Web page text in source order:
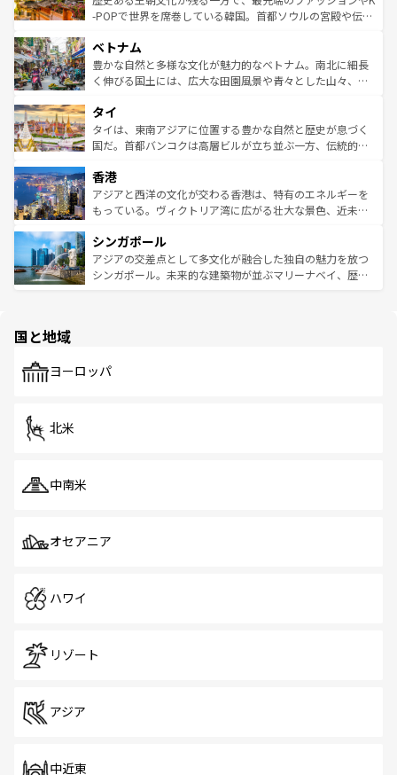
い。オーストラリアの多彩な魅力を存分に味わいつくそ
参照してほしい。
驚きをもたらしてくれる。また、奥深い台湾の食文化も魅
容にもいいと評判のスイーツなど、バラエティ豊かな料理
が味わえる。 なお、新着の台湾情報は コンテンツ一覧を参
照してほしい。
-POPで世界を席巻している韓国。首都ソウルの宮殿や伝統
き、地方に足を延ばせば四季折々の自然美を楽しむことが
できる。そして、キムチや焼肉、絶品のストリートフード
まで、さまざまな韓国料理が待っている。夜には、韓国な
リティに包まれながら、韓国の多彩な魅力を心ゆくまで味
わってみてほしい。 なお、新着の韓国情報はコンテンツ一
覧を参照してほしい。
ベトナム
豊かな自然と多様な文化が魅力的なベトナム。南北に細長
く伸びる国土には、広大な田園風景や青々とした山々、世
急速な発展と共に伝統が息づく。ハノイの古い町並みやホ
ーチミン市のフランス統治時代の建物も、独特の雰囲気を
醸し出している。また、バラエティの豊かさとおいしさで
とつ。フォーやバインミー、ベトナムコーヒーなどは、ぜ
ひ現地で味わいたい。どの地域を訪れてもあたたかい人々
が旅行者を迎えてくれるので、きっと忘れられない旅にな
参照してほしい。
タイ
タイは、東南アジアに位置する豊かな自然と歴史が息づく
国だ。首都バンコクは高層ビルが立ち並ぶ一方、伝統的な
の活気が交差している。北部ではチェンマイなどの山岳地
帯で自然と触れ合い、南部ではプーケットやクラビの美し
いビーチでリゾート気分を楽しむことができる。タイ料理
激する。気候は一年中温暖で、どの季節にも異なる楽しみ
が待っている。親しみやすいタイの人々、仏教を中心とし
た文化、そして多様な観光資源が、訪れる旅人を魅了し続
香港
アジアと西洋の文化が交わる香港は、特有のエネルギーを
もっている。ヴィクトリア湾に広がる壮大な景色、近未来
み、どこを訪れても感動するはず。観光スポットが密集し
ており、効率よく見どころを回れるのも魅力。息をのむよ
うな絶景から文化的な体験まで、香港を存分に楽しみ尽く
シンガポール
アジアの交差点として多文化が融合した独自の魅力を放つ
シンガポール。未来的な建築物が並ぶマリーナベイ、歴史
で、ホーカーズは地元の風情を楽しめる外せないスポット
国と地域
ヨーロッパ
北米
中南米
オセアニア
ハワイ
リゾート
アジア
中近東